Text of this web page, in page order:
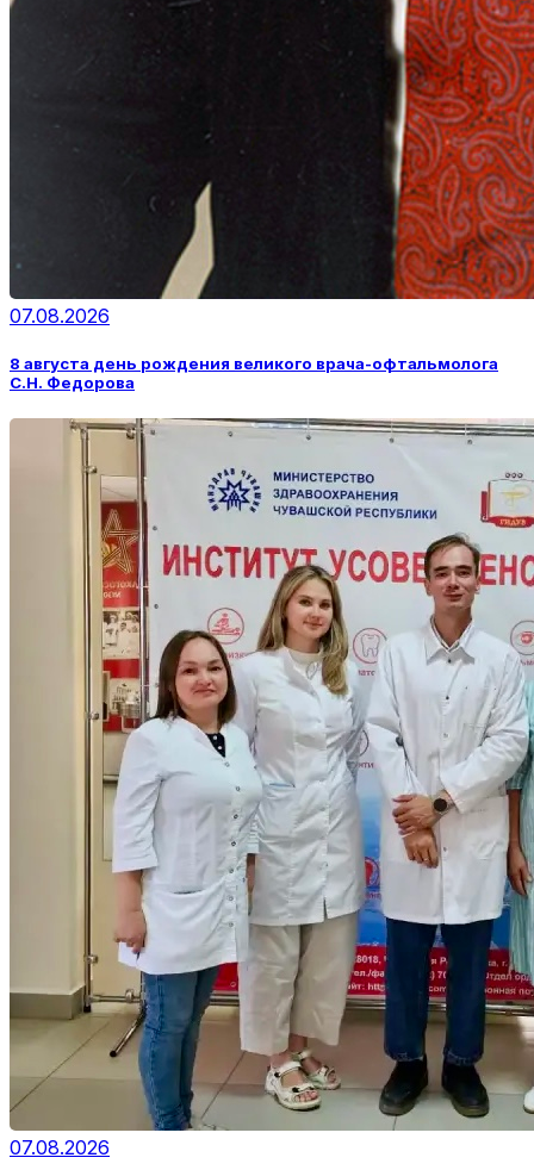
07.08.2026
8 августа день рождения великого врача-офтальмолога
С.Н. Федорова
07.08.2026